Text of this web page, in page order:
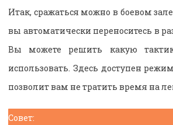
Итак, сражаться можно в боевом
вы автоматически переноситесь в
Вы можете решить какую
использовать. Здесь доступен
позволит вам не тратить время на
Совет: